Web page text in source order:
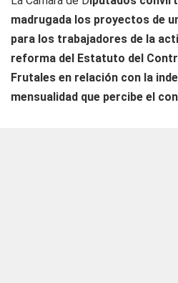
madrugada los proyectos de
para los trabajadores de la
reforma del Estatuto del
Frutales en relación con la
mensualidad que percibe el